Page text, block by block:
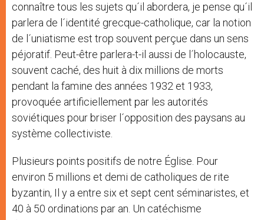
connaître tous les sujets qu´il abordera, je pense qu´il
parlera de l´identité grecque-catholique, car la notion
de l´uniatisme est trop souvent perçue dans un sens
péjoratif. Peut-être parlera-t-il aussi de l´holocauste,
souvent caché, des huit à dix millions de morts
pendant la famine des années 1932 et 1933,
provoquée artificiellement par les autorités
soviétiques pour briser l´opposition des paysans au
système collectiviste.
Plusieurs points positifs de notre Église. Pour
environ 5 millions et demi de catholiques de rite
byzantin, Il y a entre six et sept cent séminaristes, et
40 à 50 ordinations par an. Un catéchisme